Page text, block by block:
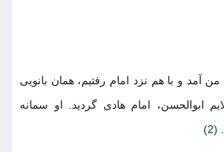
آمد و با هم نزد امام رفتيم، همان بانويى
ابوالحسن، امام هادى گرديد. او سمانه
(2)